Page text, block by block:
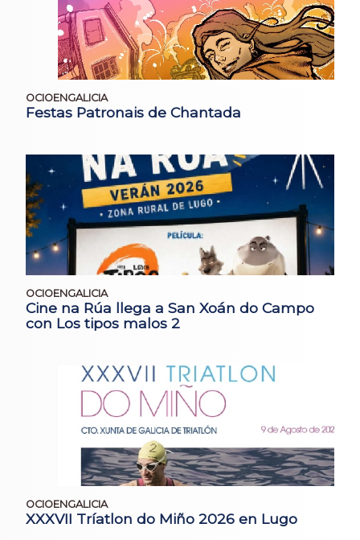
OCIOENGALICIA
Festas Patronais de Chantada
OCIOENGALICIA
Cine na Rúa llega a San Xoán do Campo
con Los tipos malos 2
OCIOENGALICIA
XXXVII Tríatlon do Miño 2026 en Lugo